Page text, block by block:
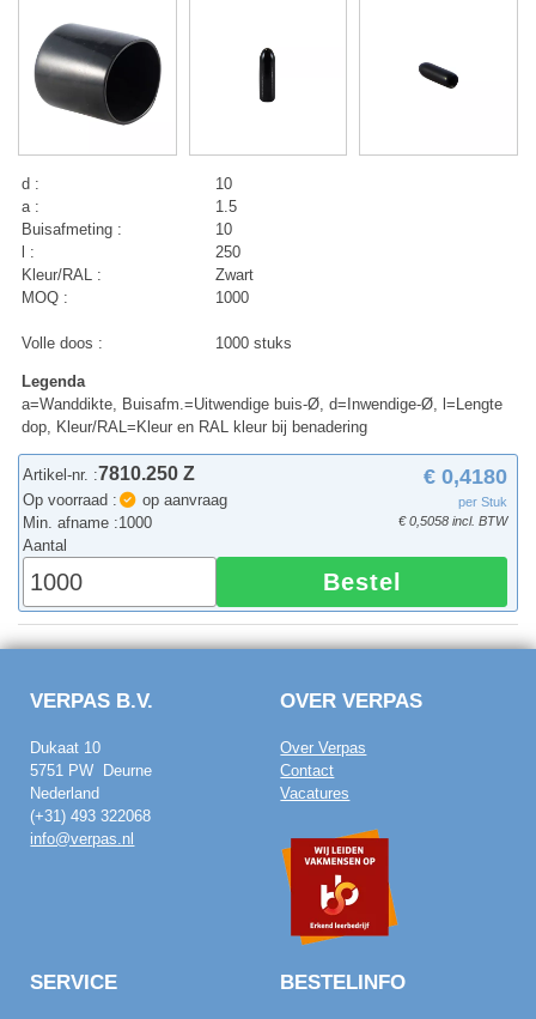
d :
10
a :
1.5
Buisafmeting :
10
l :
250
Kleur/RAL :
Zwart
MOQ :
1000
Volle doos : 1000 stuks
Legenda
a=Wanddikte, Buisafm.=Uitwendige buis-Ø, d=Inwendige-Ø, l=Lengte
dop, Kleur/RAL=Kleur en RAL kleur bij benadering
Artikel-nr. :7810.250 Z
Op voorraad :
op aanvraag
Min. afname :1000
€ 0,4180
per Stuk
€ 0,5058 incl. BTW
Aantal
Bestel
VERPAS B.V.
Dukaat 10
5751 PW Deurne
Nederland
(+31) 493 322068
info@verpas.nl
OVER VERPAS
Over Verpas
Contact
Vacatures
SERVICE BESTELINFO